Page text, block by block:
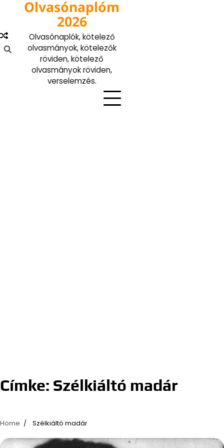
content
Olvasónaplóm
2026
Olvasónaplók, kötelező
olvasmányok, kötelezők
röviden, kötelező
olvasmányok röviden,
verselemzés.
Címke: Szélkiáltó madár
Home Szélkiáltó madár